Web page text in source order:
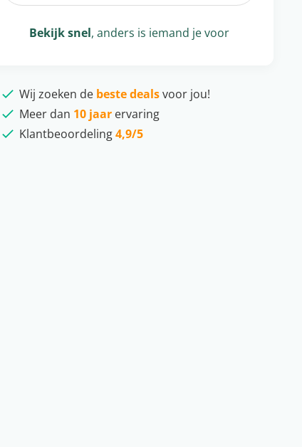
Bekijk snel, anders is iemand je voor
Wij zoeken de beste dealsvoor jou!
Meer dan 10 jaarervaring
Klantbeoordeling4,9/5